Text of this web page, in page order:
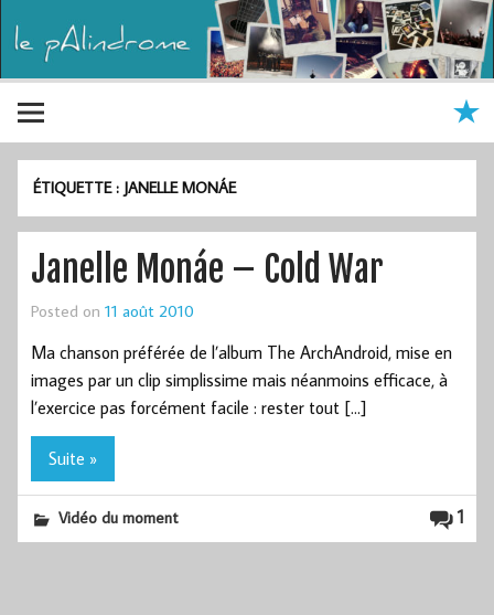
ÉTIQUETTE : JANELLE MONÁE
Janelle Monáe – Cold War
Posted on 11 août 2010
Ma chanson préférée de l’album The ArchAndroid, mise en
images par un clip simplissime mais néanmoins efficace, à
l’exercice pas forcément facile : rester tout […]
Suite »
1
Vidéo du moment